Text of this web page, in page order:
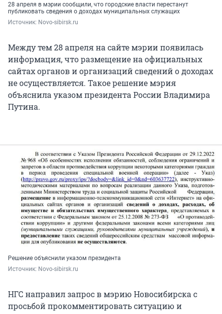
28 апреля в мэрии сообщили, что городские власти перестанут
публиковать сведения о доходах муниципальных служащих
Источник: Novo-sibirsk.ru
Между тем 28 апреля на сайте мэрии появилась
информация, что размещение на официальных
сайтах органов и организаций сведений о доходах
не осуществляется. Такое решение мэрия
объяснила указом президента России Владимира
Путина.
Решение объяснили указом президента
Источник: Novo-sibirsk.ru
НГС направил запрос в мэрию Новосибирска с
просьбой прокомментировать ситуацию и